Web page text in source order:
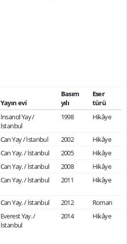
Yayın evi
Basım
yılı
Eser
türü
İnsancıl Yay /
İstanbul
1998 Hikâye
Can Yay / İstanbul 2002
Hikâye
Can Yay. / İstanbul 2005
Hikâye
Can Yay. / İstanbul 2008
Hikâye
Can Yay. / İstanbul 2011 Hikâye
Can Yay. / İstanbul 2012
Roman
Everest Yay. /
İstanbul
2014 Hikâye